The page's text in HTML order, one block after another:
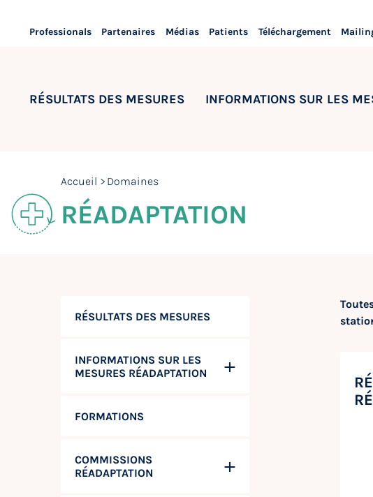
Professionals Partenaires Médias Patients Téléchargement
RÉSULTATS DES MESURES INFORMATIONS SUR LES
Accueil Domaines
RÉADAPTATION
RÉSULTATS DES MESURES
INFORMATIONS SUR LES
MESURES RÉADAPTATION
FORMATIONS
COMMISSIONS
RÉADAPTATION